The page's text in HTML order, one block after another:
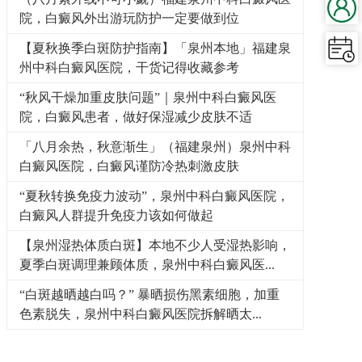
院，白癜风外出游玩防护一定要做到位
【夏秋换季白斑防护指南】「泉州本地」福建泉
州中科白癜风医院，干货记得收藏参考
“秋风干燥加重皮肤问题”｜泉州中科白癜风医
院，白癜风患者，做好保湿减少皮肤不适
「八月余热，秋意渐生」（福建泉州）泉州中科
白癜风医院，白癜风谨防冷热刺激皮肤
“夏秋转换免疫力波动”，泉州中科白癜风医院，
白癜风人群提升免疫力该如何做起
【泉州湿热体质白斑】本地不少人受湿热影响，
夏季白斑调理兼顾体质，泉州中科白癜风医...
“白斑越晒越白吗？” 暴晒损伤黑素细胞，加重
色素脱失，泉州中科白癜风医院拆解晒太...